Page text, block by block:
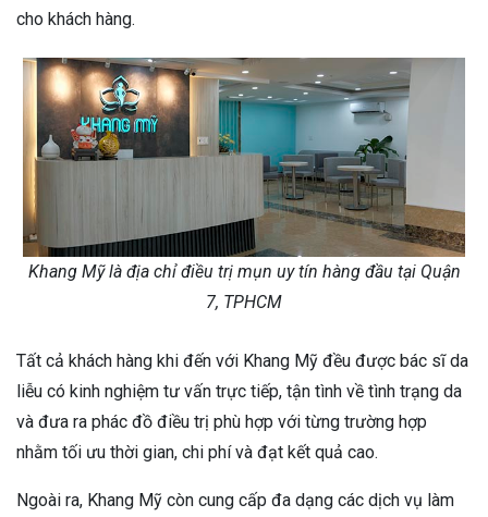
cho khách hàng.
Khang Mỹ là địa chỉ điều trị mụn uy tín hàng đầu tại Quận
7, TPHCM
Tất cả khách hàng khi đến với Khang Mỹ đều được bác sĩ da
liễu có kinh nghiệm tư vấn trực tiếp, tận tình về tình trạng da
và đưa ra phác đồ điều trị phù hợp với từng trường hợp
nhằm tối ưu thời gian, chi phí và đạt kết quả cao.
Ngoài ra, Khang Mỹ còn cung cấp đa dạng các dịch vụ làm